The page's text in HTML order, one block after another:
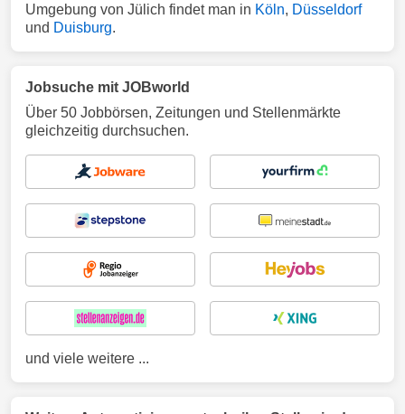
Umgebung von Jülich findet man in Köln, Düsseldorf
und Duisburg.
Jobsuche mit JOBworld
Über 50 Jobbörsen, Zeitungen und Stellenmärkte
gleichzeitig durchsuchen.
und viele weitere ...